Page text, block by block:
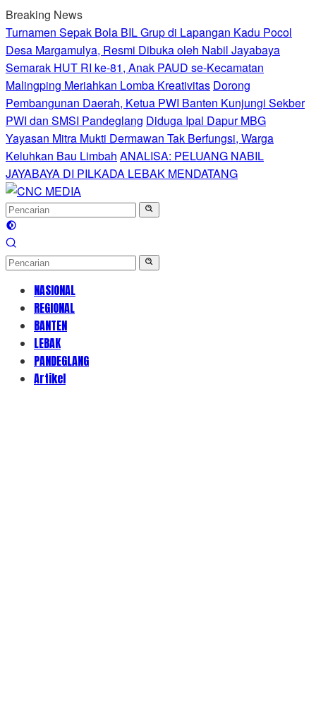
Langsung
ke
konten
Breaking News
Turnamen Sepak Bola BIL Grup di Lapangan Kadu Pocol
Desa Margamulya, Resmi Dibuka oleh Nabil Jayabaya
Semarak HUT RI ke-81, Anak PAUD se-Kecamatan
Malingping Meriahkan Lomba Kreativitas Dorong
Pembangunan Daerah, Ketua PWI Banten Kunjungi Sekber
PWI dan SMSI Pandeglang Diduga Ipal Dapur MBG
Yayasan Mitra Mukti Dermawan Tak Berfungsi, Warga
Keluhkan Bau Limbah ANALISA: PELUANG NABIL
JAYABAYA DI PILKADA LEBAK MENDATANG
NASIONAL
REGIONAL
BANTEN
LEBAK
PANDEGLANG
Artikel